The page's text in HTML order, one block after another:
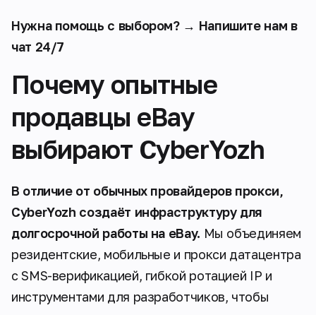
Нужна помощь с выбором? → Напишите нам в
чат 24/7
Почему опытные
продавцы eBay
выбирают CyberYozh
В отличие от обычных провайдеров прокси,
CyberYozh создаёт инфраструктуру для
долгосрочной работы на eBay. Мы объединяем
резидентские, мобильные и прокси датацентра
с SMS-верификацией, гибкой ротацией IP и
инструментами для разработчиков, чтобы